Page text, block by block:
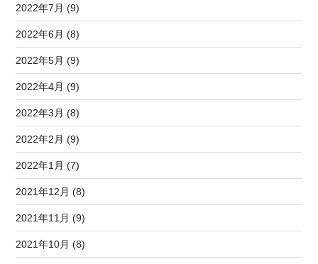
2022年7月 (9)
2022年6月 (8)
2022年5月 (9)
2022年4月 (9)
2022年3月 (8)
2022年2月 (9)
2022年1月 (7)
2021年12月 (8)
2021年11月 (9)
2021年10月 (8)